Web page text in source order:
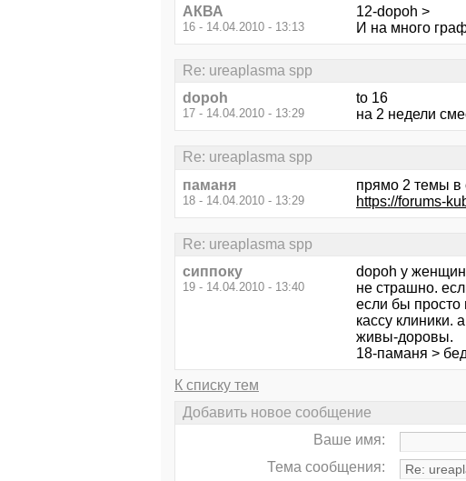
АКВА
16 - 14.04.2010 - 13:13
12-dopoh >
И на много
Re: ureaplasma spp
dopoh
17 - 14.04.2010 - 13:29
to 16
на 2 недели
Re: ureaplasma spp
паманя
18 - 14.04.2010 - 13:29
прямо 2 темы в
https://forums-
Re: ureaplasma spp
сиппоку
19 - 14.04.2010 - 13:40
dopoh у женщин
не страшно.
если бы просто
кассу клиники.
живы-доровы.
18-паманя >
К списку тем
Добавить новое сообщение
Ваше имя:
Тема сообщения: